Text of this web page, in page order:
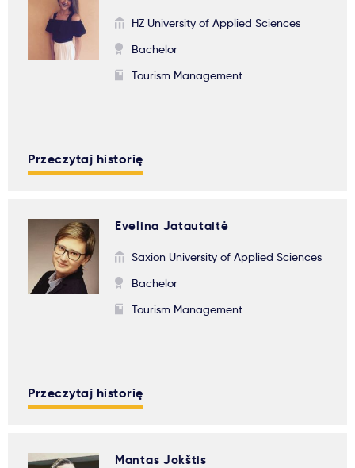
Ważne
Aktualności
HZ University of Applied Sciences
Bachelor
Tourism Management
Przeczytaj historię
Evelina Jatautaitė
Saxion University of Applied Sciences
Bachelor
Tourism Management
Przeczytaj historię
Mantas Jokštis